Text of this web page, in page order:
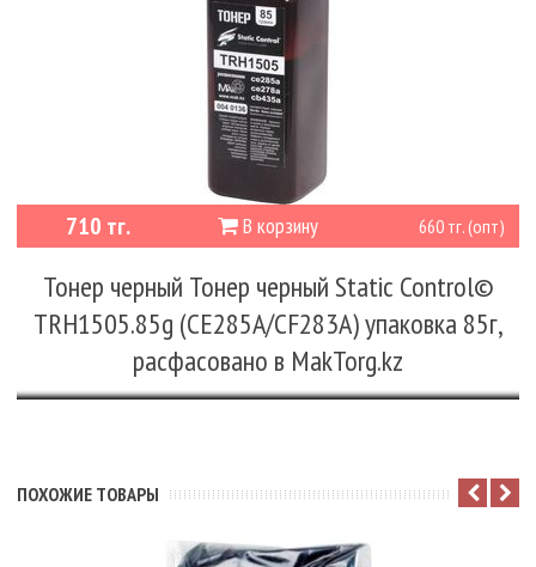
В корзину
710 тг. 660 тг. (опт)
Тонер черный Тонер черный Static Control©
TRH1505.85g (CE285A/CF283A) упаковка 85г,
расфасовано в MakTorg.kz
ПОХОЖИЕ ТОВАРЫ